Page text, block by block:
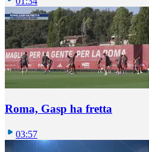
Roma, Gasp ha fretta
03:57